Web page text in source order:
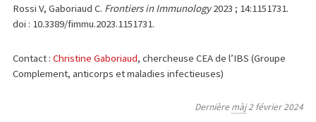
Rossi V, Gaboriaud C. Frontiers in Immunology2023 ; 14:1151731.
doi : 10.3389/fimmu.2023.1151731.
Contact :Christine Gaboriaud, chercheuse CEA de l’IBS (Groupe
Complement, anticorps et maladies infectieuses)
Dernière màj2 février 2024